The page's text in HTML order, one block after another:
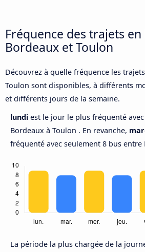
Fréquence des trajets
Bordeaux et Toulon
Découvrez à quelle fréquence les
Toulon sont disponibles, à différents
et différents jours de la semaine.
lundi est le jour le plus fréquenté
Bordeaux à Toulon . En revanche,
fréquenté avec seulement 8 bus entre
La période la plus chargée de la